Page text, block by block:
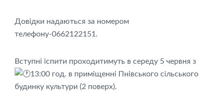
Довідки надаються за номером
телефону-0662122151.
Вступні іспити проходитимуть в середу 5 червня з
13:00 год. в приміщенні Пнівського сільського
будинку культури (2 поверх).